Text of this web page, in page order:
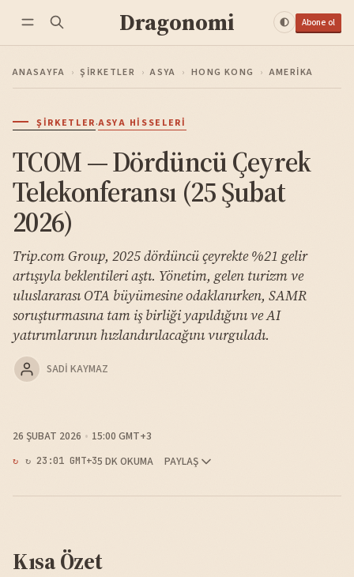
Dragonomi Abone ol
ANASAYFA › ŞIRKETLER › ASYA › HONG KONG › AMERIKA
ŞIRKETLER·ASYA HISSELERI
TCOM — Dördüncü Çeyrek
Telekonferansı (25 Şubat
2026)
Trip.com Group, 2025 dördüncü çeyrekte %21 gelir
artışıyla beklentileri aştı. Yönetim, gelen turizm ve
uluslararası OTA büyümesine odaklanırken, SAMR
soruşturmasına tam iş birliği yapıldığını ve AI
yatırımlarının hızlandırılacağını vurguladı.
SADI KAYMAZ
26 ŞUBAT 2026 15:00 GMT+3
↻ 23:01 GMT+35 DK OKUMA PAYLAŞ
Kısa Özet